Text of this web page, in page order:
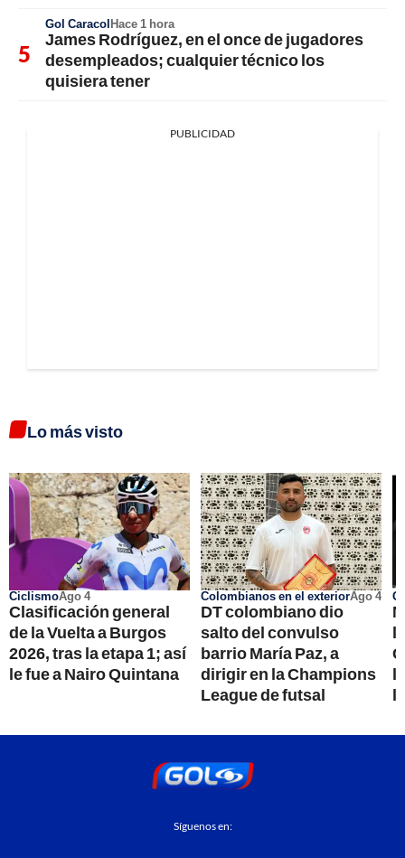
Gol CaracolHace 1 hora
James Rodríguez, en el once de jugadores
desempleados; cualquier técnico los
quisiera tener
PUBLICIDAD
Lo más visto
CiclismoAgo 4
Clasificación general
de la Vuelta a Burgos
2026, tras la etapa 1; así
le fue a Nairo Quintana
Colombianos en el exteriorAgo 4
DT colombiano dio
salto del convulso
barrio María Paz, a
dirigir en la Champions
League de futsal
Síguenos en: